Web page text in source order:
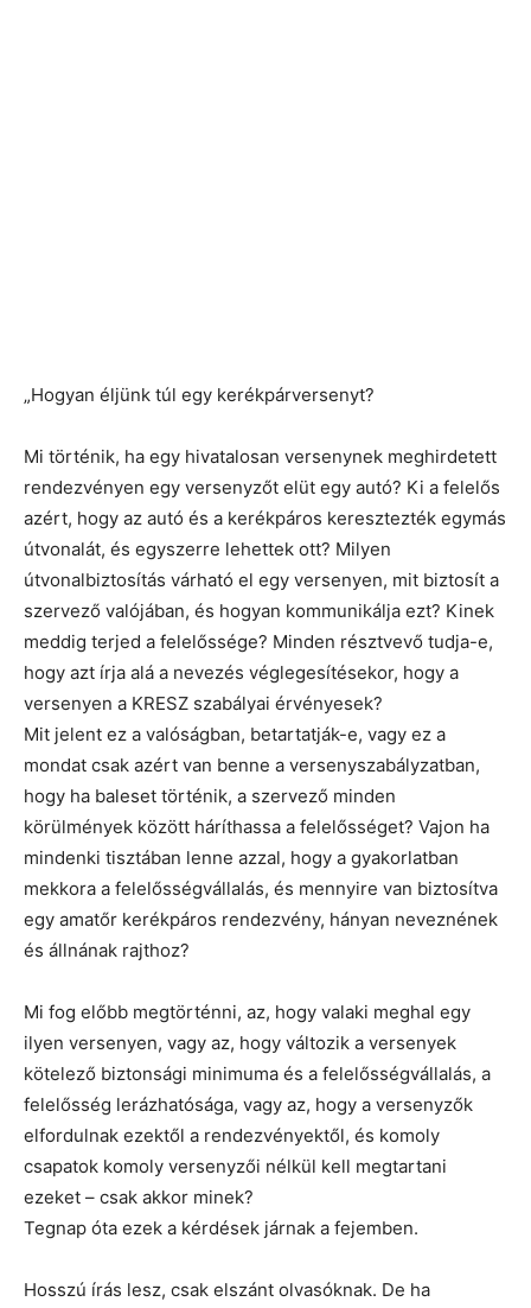
„Hogyan éljünk túl egy kerékpárversenyt?
Mi történik, ha egy hivatalosan versenynek meghirdetett
rendezvényen egy versenyzőt elüt egy autó? Ki a felelős
azért, hogy az autó és a kerékpáros keresztezték egymás
útvonalát, és egyszerre lehettek ott? Milyen
útvonalbiztosítás várható el egy versenyen, mit biztosít a
szervező valójában, és hogyan kommunikálja ezt? Kinek
meddig terjed a felelőssége? Minden résztvevő tudja-e,
hogy azt írja alá a nevezés véglegesítésekor, hogy a
versenyen a KRESZ szabályai érvényesek?
Mit jelent ez a valóságban, betartatják-e, vagy ez a
mondat csak azért van benne a versenyszabályzatban,
hogy ha baleset történik, a szervező minden
körülmények között háríthassa a felelősséget? Vajon ha
mindenki tisztában lenne azzal, hogy a gyakorlatban
mekkora a felelősségvállalás, és mennyire van biztosítva
egy amatőr kerékpáros rendezvény, hányan neveznének
és állnának rajthoz?
Mi fog előbb megtörténni, az, hogy valaki meghal egy
ilyen versenyen, vagy az, hogy változik a versenyek
kötelező biztonsági minimuma és a felelősségvállalás, a
felelősség lerázhatósága, vagy az, hogy a versenyzők
elfordulnak ezektől a rendezvényektől, és komoly
csapatok komoly versenyzői nélkül kell megtartani
ezeket – csak akkor minek?
Tegnap óta ezek a kérdések járnak a fejemben.
Hosszú írás lesz, csak elszánt olvasóknak. De ha